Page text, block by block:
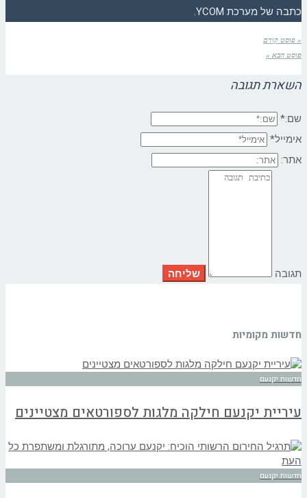
כתבה של מערכת YCOM.
« פוסט קודם
פוסט הבא »
השארת תגובה
שם:*
אימייל*
אתר:
תגובה
חדשות מקומיות
חדשות יקנעם
עיריית יקנעם חילקה מלגות לספורטאים מצטיינים
חדשות יקנעם